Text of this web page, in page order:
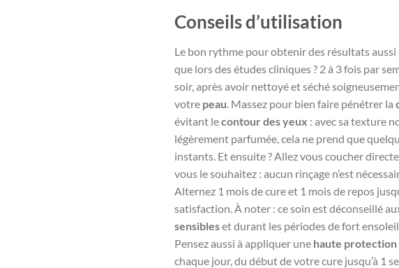
Conseils d’utilisation
Le bon rythme pour obtenir des résultats
que lors des études cliniques ? 2 à 3 fois par
soir, après avoir nettoyé et séché
votre peau . Massez pour bien faire pénétrer la
évitant lecontour des yeux : avec sa texture
légèrement parfumée, cela ne prend que
instants. Et ensuite ? Allez vous coucher
vous le souhaitez : aucun rinçage n’est
Alternez 1 mois de cure et 1 mois de repos
satisfaction. À noter : ce soin est déconseillé
sensibleset durant les périodes de fort
Pensez aussi à appliquer une haute protection
chaque jour, du début de votre cure jusqu’à 1